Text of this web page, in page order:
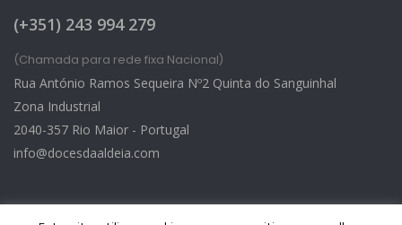
(+351) 243 994 279
(Chamada para rede fixa Nacional)
Rua António Ramos Sequeira Nº2 Quinta do Sanguinhal
Zona Industrial
2040-357 Rio Maior - Portugal
info@docesdaaldeia.com